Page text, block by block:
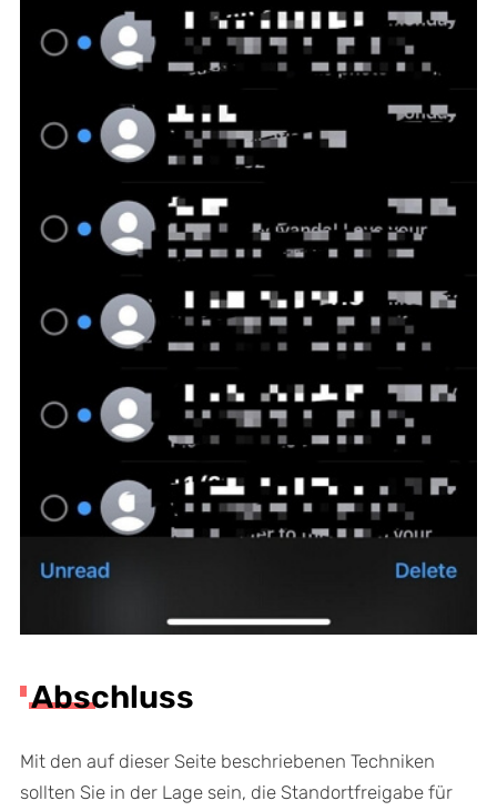
Abschluss
Mit den auf dieser Seite beschriebenen Techniken
sollten Sie in der Lage sein, die Standortfreigabe für